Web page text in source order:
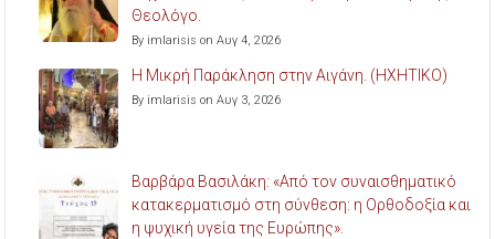
Θεολόγο.
By imlarisis on Αυγ 4, 2026
Η Μικρή Παράκληση στην Αιγάνη. (ΗΧΗΤΙΚΟ)
By imlarisis on Αυγ 3, 2026
Βαρβάρα Βασιλάκη: «Από τον συναισθηματικό
κατακερματισμό στη σύνθεση: η Ορθοδοξία και
η ψυχική υγεία της Ευρώπης».